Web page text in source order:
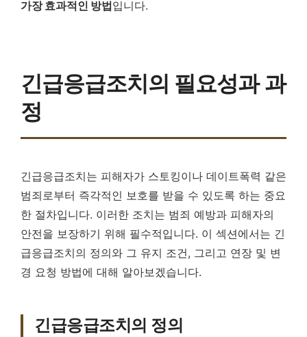
가장 효과적인 방법입니다.
긴급응급조치의 필요성과 과
정
긴급응급조치는 피해자가 스토킹이나 데이트폭력 같은
범죄로부터 즉각적인 보호를 받을 수 있도록 하는 중요
한 절차입니다. 이러한 조치는 범죄 예방과 피해자의
안전을 보장하기 위해 필수적입니다. 이 섹션에서는 긴
급응급조치의 정의와 그 유지 조건, 그리고 연장 및 변
경 요청 방법에 대해 알아보겠습니다.
긴급응급조치의 정의